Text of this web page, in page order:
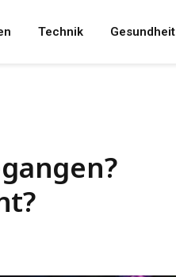
Technik Gesundheit